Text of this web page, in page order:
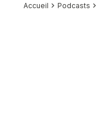
Accueil Podcasts